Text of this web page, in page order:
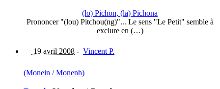
(lo) Pichon, (la) Pichona
Prononcer "(lou) Pitchou(ng)"... Le sens "Le Petit" semble à
exclure en (…)
19 avril 2008 - Vincent P.
(Monein / Monenh)